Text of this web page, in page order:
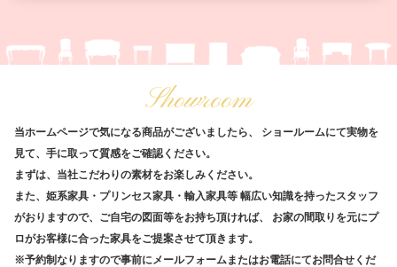
Showroom
当ホームページで気になる商品がございましたら、
ショールームにて実物を
見て、手に取って質感をご確認ください。
まずは、当社こだわりの素材をお楽しみください。
また、姫系家具・プリンセス家具・輸入家具等 幅広い知識を持ったスタッフ
がおりますので、ご自宅の図面等をお持ち頂ければ、
お家の間取りを元にプ
ロがお客様に合った家具をご提案させて頂きます。
※予約制なりますので事前にメールフォームまたはお電話にてお問合せくだ